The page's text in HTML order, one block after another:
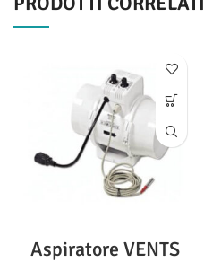
Aspiratore VENTS